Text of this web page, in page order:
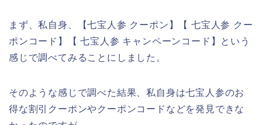
まず、私自身、【七宝人参 クーポン】【 七宝人参 クー
ポンコード】【 七宝人参 キャンペーンコード】という
感じで調べてみることにしました。
そのような感じで調べた結果、私自身は七宝人参のお
得な割引クーポンやクーポンコードなどを発見できな